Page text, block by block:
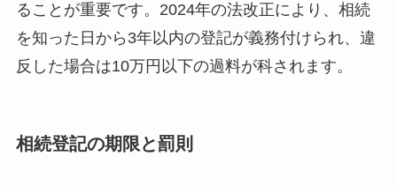
ることが重要です。2024年の法改正により、相続
を知った日から3年以内の登記が義務付けられ、違
反した場合は10万円以下の過料が科されます。
相続登記の期限と罰則